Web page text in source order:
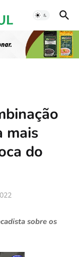
mais
do
sobre os